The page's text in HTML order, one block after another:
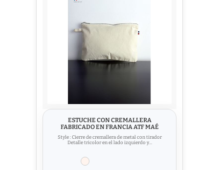
ESTUCHE CON CREMALLERA
FABRICADO EN FRANCIA ATF MAÉ
Style : Cierre de cremallera de metal con tirador
Detalle tricolor en el lado izquierdo y...